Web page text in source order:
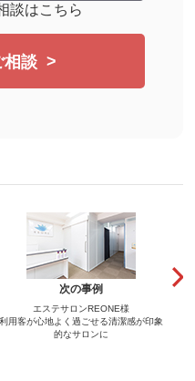
談はこちら
相談
次の事例
エステサロンREONE様
利用客が心地よく過ごせる清潔感が印象
的なサロンに